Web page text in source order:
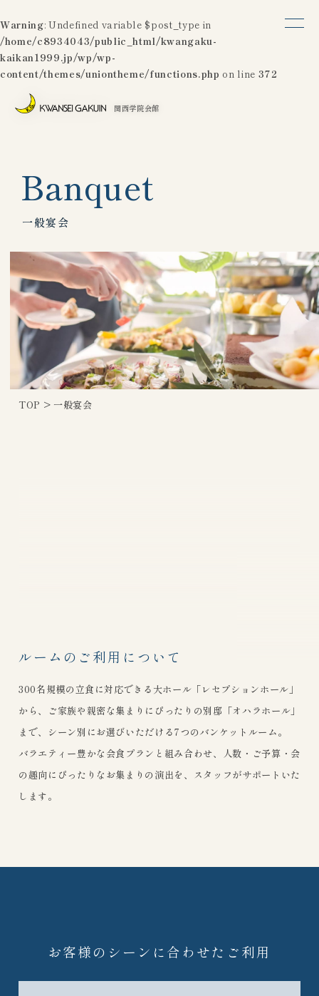
Warning: Undefined variable $post_type in
/home/c8934043/public_html/kwangaku-
kaikan1999.jp/wp/wp-
content/themes/uniontheme/functions.php on line 372
関西学院会館
Banquet
一般宴会
TOP > 一般宴会
ルームのご利用について
300名規模の立食に対応できる大ホール「レセプションホール」
から、ご家族や親密な集まりにぴったりの別邸「オハラホール」
まで、シーン別にお選びいただける7つのバンケットルーム。
バラエティー豊かな会食プランと組み合わせ、人数・ご予算・会
の趣向にぴったりなお集まりの演出を、スタッフがサポートいた
します。
お客様のシーンに合わせたご利用